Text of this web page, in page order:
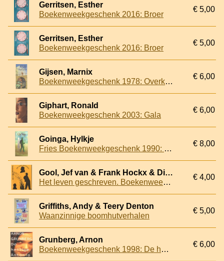
Gerritsen, Esther
Boekenweekgeschenk 2016: Broer
€ 5,00
Gerritsen, Esther
Boekenweekgeschenk 2016: Broer
€ 5,00
Gijsen, Marnix
Boekenweekgeschenk 1978: Overkomst dringend gewenst
€ 6,00
Giphart, Ronald
Boekenweekgeschenk 2003: Gala
€ 6,00
Goinga, Hylkje
Fries Boekenweekgeschenk 1990: Op Stap
€ 8,00
Gool, Jef van & Frank Hockx & Dick Welsink (redactie en samenstelling)
Het leven geschreven. Boekenweek 1993: 10-20 maart
€ 4,00
Griffiths, Andy & Teery Denton
Waanzinnige boomhutverhalen
€ 5,00
Grunberg, Arnon
Boekenweekgeschenk 1998: De heilige Antonio
€ 6,00